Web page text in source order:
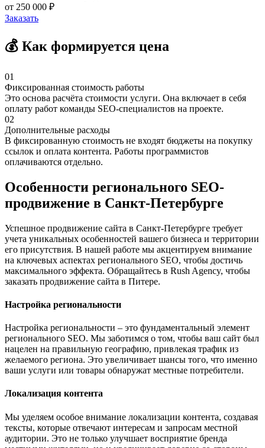
от 250 000 ₽
Заказать
💰 Как формируется цена
01
Фиксированная стоимость работы
Это основа расчёта стоимости услуги. Она включает в себя
оплату работ команды SEO-специалистов на проекте.
02
Дополнительные расходы
В фиксированную стоимость не входят бюджеты на покупку
ссылок и оплата контента. Работы программистов
оплачиваются отдельно.
Особенности регионального SEO-
продвижение в Санкт-Петербурге
Успешное продвижение сайта в Санкт-Петербурге требует
учета уникальных особенностей вашего бизнеса и территории
его присутствия. В нашей работе мы акцентируем внимание
на ключевых аспектах регионального SEO, чтобы достичь
максимального эффекта. Обращайтесь в Rush Agency, чтобы
заказать продвижение сайта в Питере.
Настройка региональности
Настройка региональности – это фундаментальный элемент
регионального SEO. Мы заботимся о том, чтобы ваш сайт был
нацелен на правильную географию, привлекая трафик из
желаемого региона. Это увеличивает шансы того, что именно
ваши услуги или товары обнаружат местные потребители.
Локализация контента
Мы уделяем особое внимание локализации контента, создавая
тексты, которые отвечают интересам и запросам местной
аудитории. Это не только улучшает восприятие бренда